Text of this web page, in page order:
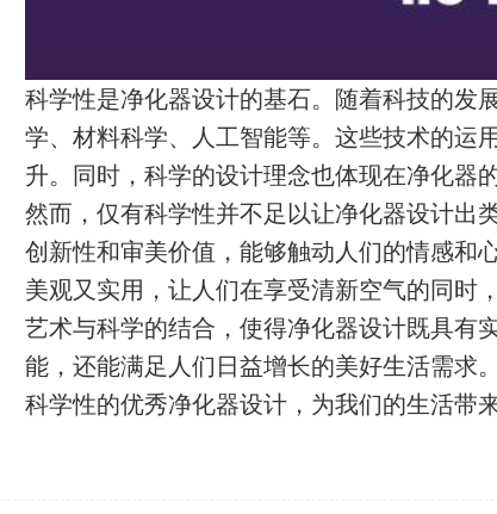
科学性是净化器设计的基石。随着科技的发
学、材料科学、人工智能等。这些技术的运
升。同时，科学的设计理念也体现在净化器
然而，仅有科学性并不足以让净化器设计出
创新性和审美价值，能够触动人们的情感和
美观又实用，让人们在享受清新空气的同时
艺术与科学的结合，使得净化器设计既具有
能，还能满足人们日益增长的美好生活需求
科学性的优秀净化器设计，为我们的生活带